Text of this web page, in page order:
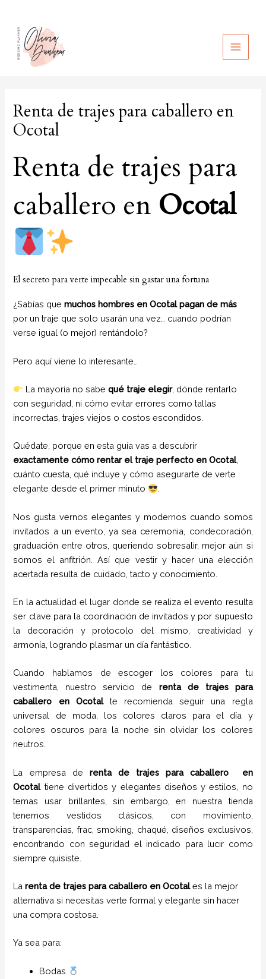
contenido
MAIN
Renta de trajes para caballero en
Ocotal
Renta de trajes para
caballero en Ocotal
El secreto para verte impecable sin gastar una fortuna
¿Sabías quemuchos hombres en Ocotal pagan de más
por un traje que solo usarán una vez… cuando podrían
verse igual (o mejor) rentándolo?
Pero aquí viene lo interesante…
La mayoría no sabequé traje elegir, dónde rentarlo
con seguridad, ni cómo evitar errores como tallas
incorrectas, trajes viejos o costos escondidos.
Quédate, porque en esta guía vas a descubrir
exactamente cómo rentar el traje perfecto en Ocotal,
cuánto cuesta, qué incluye y cómo asegurarte de verte
elegante desde el primer minuto
Nos gusta vernos elegantes y modernos cuando somos
invitados a un evento, ya sea ceremonia, condecoración,
graduación entre otros, queriendo sobresalir, mejor aún si
somos el anfitrión. Así que vestir y hacer una elección
acertada resulta de cuidado, tacto y conocimiento.
En la actualidad el lugar donde se realiza el evento resulta
ser clave para la coordinación de invitados y por supuesto
la decoración y protocolo del mismo, creatividad y
armonía, logrando plasmar un día fantástico.
Cuando hablamos de escoger los colores para tu
vestimenta, nuestro servicio de renta de trajes para
caballero en Ocotalte recomienda seguir una regla
universal de moda, los colores claros para el día y
colores oscuros para la noche sin olvidar los colores
neutros.
La empresa de renta de trajes para caballero
en
Ocotal tiene divertidos y elegantes diseños y estilos,
no
temas usar brillantes, sin embargo, en nuestra tienda
tenemos vestidos clásicos, con movimiento,
transparencias, frac, smoking, chaqué, diseños exclusivos,
encontrando con seguridad el indicado para lucir como
siempre quisiste.
Larenta de trajes para caballero en Ocotales la mejor
alternativa si necesitas verte formal y elegante sin hacer
una compra costosa.
Ya sea para:
Bodas